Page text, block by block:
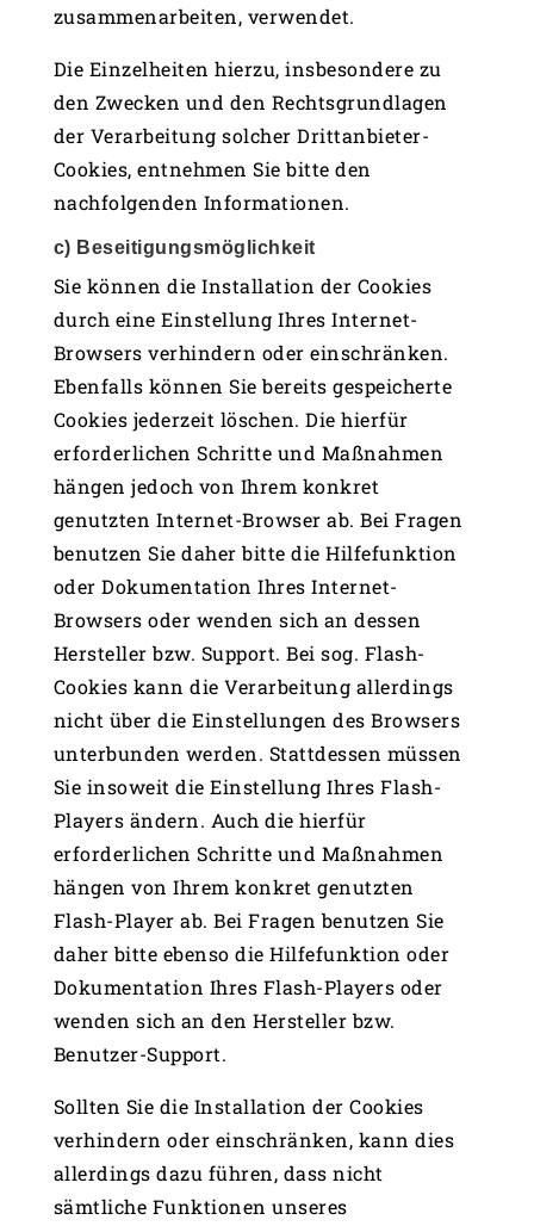
zusammenarbeiten, verwendet.
Die Einzelheiten hierzu, insbesondere zu
den Zwecken und den Rechtsgrundlagen
der Verarbeitung solcher Drittanbieter-
Cookies, entnehmen Sie bitte den
nachfolgenden Informationen.
c) Beseitigungsmöglichkeit
Sie können die Installation der Cookies
durch eine Einstellung Ihres Internet-
Browsers verhindern oder einschränken.
Ebenfalls können Sie bereits gespeicherte
Cookies jederzeit löschen. Die hierfür
erforderlichen Schritte und Maßnahmen
hängen jedoch von Ihrem konkret
genutzten Internet-Browser ab. Bei Fragen
benutzen Sie daher bitte die Hilfefunktion
oder Dokumentation Ihres Internet-
Browsers oder wenden sich an dessen
Hersteller bzw. Support. Bei sog. Flash-
Cookies kann die Verarbeitung allerdings
nicht über die Einstellungen des Browsers
unterbunden werden. Stattdessen müssen
Sie insoweit die Einstellung Ihres Flash-
Players ändern. Auch die hierfür
erforderlichen Schritte und Maßnahmen
hängen von Ihrem konkret genutzten
Flash-Player ab. Bei Fragen benutzen Sie
daher bitte ebenso die Hilfefunktion oder
Dokumentation Ihres Flash-Players oder
wenden sich an den Hersteller bzw.
Benutzer-Support.
Sollten Sie die Installation der Cookies
verhindern oder einschränken, kann dies
allerdings dazu führen, dass nicht
sämtliche Funktionen unseres